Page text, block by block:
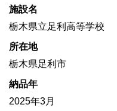
施設名
栃木県立足利高等学校
所在地
栃木県足利市
納品年
2025年3月